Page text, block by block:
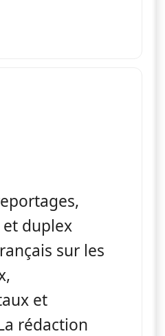
duplex
sur les
et
rédaction